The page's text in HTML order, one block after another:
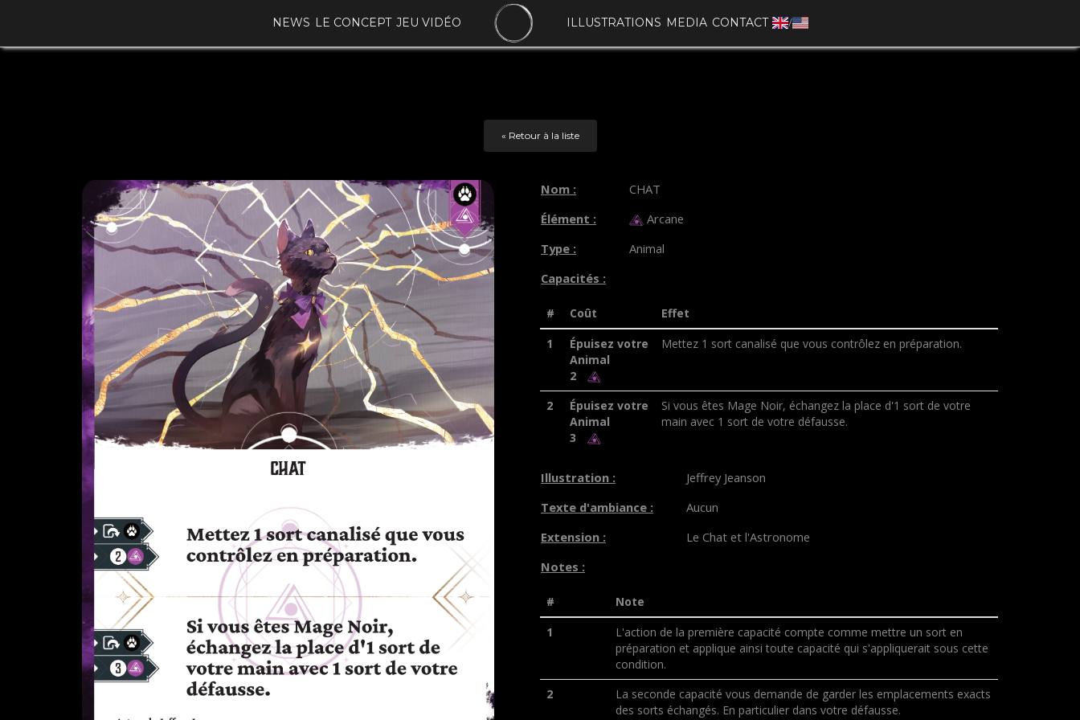
NEWS LE CONCEPT JEU VIDÉO ILLUSTRATIONS MEDIA CONTACT /
« Retour à la liste
Nom :
CHAT
Élément :
Arcane
Type :
Animal
Capacités :
# Coût
Effet
1
Épuisez votre
Animal
2
Mettez 1 sort canalisé que vous contrôlez en préparation.
2
Épuisez votre
Animal
3
Si vous êtes Mage Noir, échangez la place d'1 sort de votre
main avec 1 sort de votre défausse.
Illustration :
Jeffrey Jeanson
Texte d'ambiance :
Aucun
Extension :
Le Chat et l'Astronome
Notes :
#
Note
1
L'action de la première capacité compte comme mettre un sort en
préparation et applique ainsi toute capacité qui s'appliquerait sous cette
condition.
2
La seconde capacité vous demande de garder les emplacements exacts
des sorts échangés. En particulier dans votre défausse.